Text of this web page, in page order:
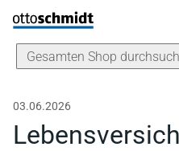
Direkt zum Inhalt
03.06.2026